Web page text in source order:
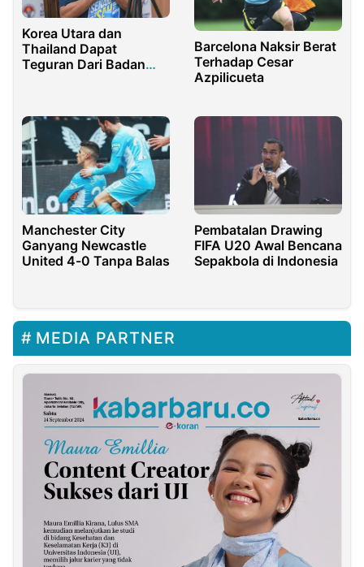
Korea Utara dan
Thailand Dapat
Teguran Dari Badan
Barcelona Naksir Berat
Terhadap Cesar
Azpilicueta
Manchester City
Ganyang Newcastle
United 4-0 Tanpa Balas
Pembatalan Drawing
FIFA U20 Awal Bencana
Sepakbola di Indonesia
MEDIA PARTNER